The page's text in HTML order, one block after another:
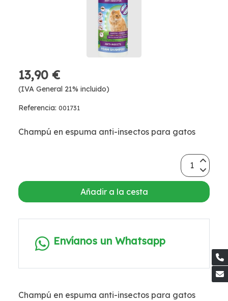
13,90 €
(IVA General 21% incluido)
Referencia: 001731
Champú en espuma anti-insectos para gatos
Añadir a la cesta
Envíanos un Whatsapp
Champú en espuma anti-insectos para gatos